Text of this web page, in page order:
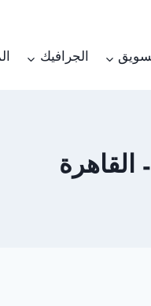
الجرافيك